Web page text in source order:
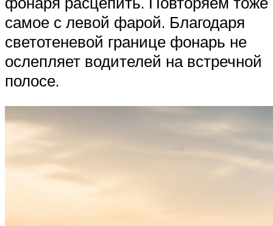
самое с левой фарой. Благодаря
светотеневой границе фонарь не
ослепляет водителей на встречной
полосе.